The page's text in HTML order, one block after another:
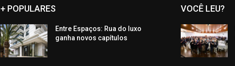
+ POPULARES
Entre Espaços: Rua do luxo
ganha novos capítulos
VOCÊ LEU?